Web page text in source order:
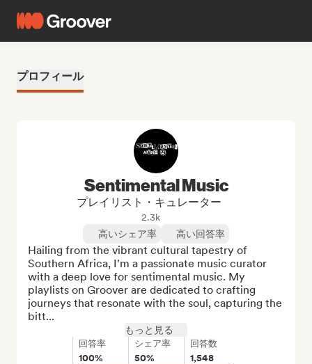
プロフィール
Sentimental Music
プレイリスト・キュレーター
2.3k
高いシェア率
高い回答率
Hailing from the vibrant cultural tapestry of
Southern Africa, I'm a passionate music curator
with a deep love for sentimental music. My
playlists on Groover are dedicated to crafting
journeys that resonate with the soul, capturing the
bitt...
もっと見る
回答率
100%
シェア率
50%
回答数
1,548